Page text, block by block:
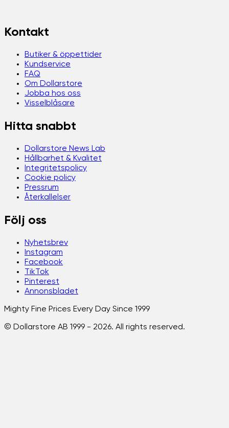
Kontakt
Butiker & öppettider
Kundservice
FAQ
Om Dollarstore
Jobba hos oss
Visselblåsare
Hitta snabbt
Dollarstore News Lab
Hållbarhet & Kvalitet
Integritetspolicy
Cookie policy
Pressrum
Återkallelser
Följ oss
Nyhetsbrev
Instagram
Facebook
TikTok
Pinterest
Annonsbladet
Mighty Fine Prices Every Day Since 1999
© Dollarstore AB 1999 - 2026. All rights reserved.